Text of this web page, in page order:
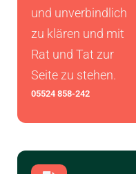
und unverbindlich
zu klären und mit
Rat und Tat zur
Seite zu stehen.
05524 858-242​